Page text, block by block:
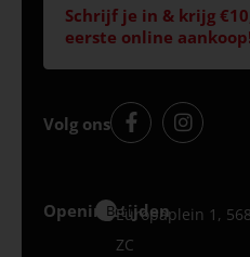
Schrijf je in & krijg
eerste online aankoop!
Volg ons
Openingstijden
Best
Europaplein 1,
ZC